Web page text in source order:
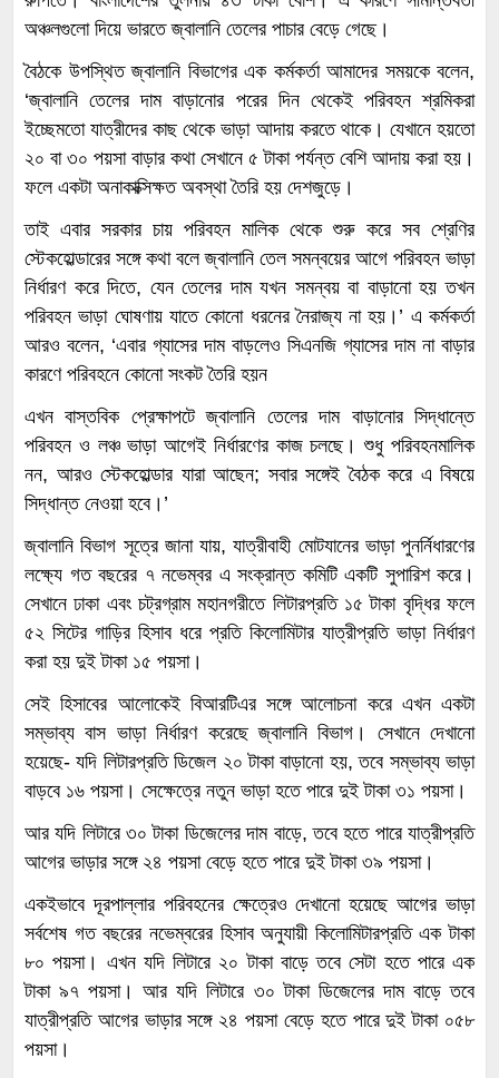
অঞ্চলগুলো দিয়ে ভারতে জ্বালানি তেলের পাচার বেড়ে গেছে।
বৈঠকে উপস্থিত জ্বালানি বিভাগের এক কর্মকর্তা আমাদের সময়কে বলেন,
‘জ্বালানি তেলের দাম বাড়ানোর পরের দিন থেকেই পরিবহন শ্রমিকরা
ইচ্ছেমতো যাত্রীদের কাছ থেকে ভাড়া আদায় করতে থাকে। যেখানে হয়তো
২০ বা ৩০ পয়সা বাড়ার কথা সেখানে ৫ টাকা পর্যন্ত বেশি আদায় করা হয়।
ফলে একটা অনাকাক্সিক্ষত অবস্থা তৈরি হয় দেশজুড়ে।
তাই এবার সরকার চায় পরিবহন মালিক থেকে শুরু করে সব শ্রেণির
স্টেকহোল্ডারের সঙ্গে কথা বলে জ্বালানি তেল সমন্বয়ের আগে পরিবহন ভাড়া
নির্ধারণ করে দিতে, যেন তেলের দাম যখন সমন্বয় বা বাড়ানো হয় তখন
পরিবহন ভাড়া ঘোষণায় যাতে কোনো ধরনের নৈরাজ্য না হয়।’ এ কর্মকর্তা
আরও বলেন, ‘এবার গ্যাসের দাম বাড়লেও সিএনজি গ্যাসের দাম না বাড়ার
কারণে পরিবহনে কোনো সংকট তৈরি হয়ন
এখন বাস্তবিক প্রেক্ষাপটে জ্বালানি তেলের দাম বাড়ানোর সিদ্ধান্তে
পরিবহন ও লঞ্চ ভাড়া আগেই নির্ধারণের কাজ চলছে। শুধু পরিবহনমালিক
নন, আরও স্টেকহোল্ডার যারা আছেন; সবার সঙ্গেই বৈঠক করে এ বিষয়ে
সিদ্ধান্ত নেওয়া হবে।’
জ্বালানি বিভাগ সূত্রে জানা যায়, যাত্রীবাহী মোটযানের ভাড়া পুনর্নিধারণের
লক্ষ্যে গত বছরের ৭ নভেম্বর এ সংক্রান্ত কমিটি একটি সুপারিশ করে।
সেখানে ঢাকা এবং চট্রগ্রাম মহানগরীতে লিটারপ্রতি ১৫ টাকা বৃদ্ধির ফলে
৫২ সিটের গাড়ির হিসাব ধরে প্রতি কিলোমিটার যাত্রীপ্রতি ভাড়া নির্ধারণ
করা হয় দুই টাকা ১৫ পয়সা।
সেই হিসাবের আলোকেই বিআরটিএর সঙ্গে আলোচনা করে এখন একটা
সম্ভাব্য বাস ভাড়া নির্ধারণ করেছে জ্বালানি বিভাগ। সেখানে দেখানো
হয়েছে- যদি লিটারপ্রতি ডিজেল ২০ টাকা বাড়ানো হয়, তবে সম্ভাব্য ভাড়া
বাড়বে ১৬ পয়সা। সেক্ষেত্রে নতুন ভাড়া হতে পারে দুই টাকা ৩১ পয়সা।
আর যদি লিটারে ৩০ টাকা ডিজেলের দাম বাড়ে, তবে হতে পারে যাত্রীপ্রতি
আগের ভাড়ার সঙ্গে ২৪ পয়সা বেড়ে হতে পারে দুই টাকা ৩৯ পয়সা।
একইভাবে দূরপাল্লার পরিবহনের ক্ষেত্রেও দেখানো হয়েছে আগের ভাড়া
সর্বশেষ গত বছরের নভেম্বরের হিসাব অনুযায়ী কিলোমিটারপ্রতি এক টাকা
৮০ পয়সা। এখন যদি লিটারে ২০ টাকা বাড়ে তবে সেটা হতে পারে এক
টাকা ৯৭ পয়সা। আর যদি লিটারে ৩০ টাকা ডিজেলের দাম বাড়ে তবে
যাত্রীপ্রতি আগের ভাড়ার সঙ্গে ২৪ পয়সা বেড়ে হতে পারে দুই টাকা ০৫৮
পয়সা।